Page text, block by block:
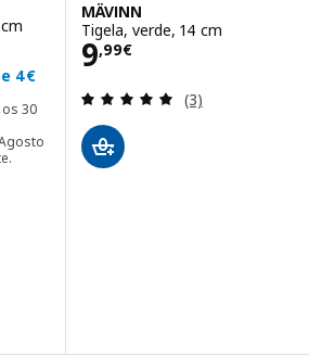
4€
30
30 dias 19,99€
fora de 5 estrelas. Total de
MÄVINN
Tigela, verde, 14 cm
9,99€
Preço 9,99€
Avaliação: 5
(3)